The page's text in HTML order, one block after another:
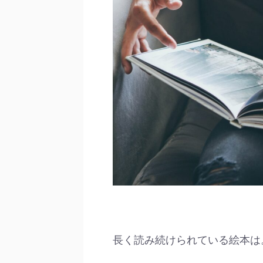
長く読み続けられている絵本は